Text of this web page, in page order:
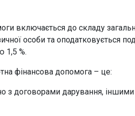
включається до складу
особи та оподатковується
1,5 %.
фінансова допомога – це:
з договорами дарування,